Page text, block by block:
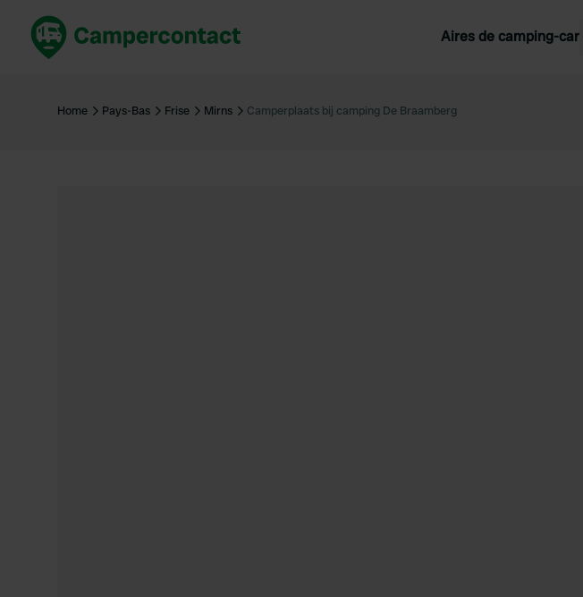
Aires de camping-car
France
France
Home Pays-Bas Frise Mirns Camperplaats bij camping De Braamberg